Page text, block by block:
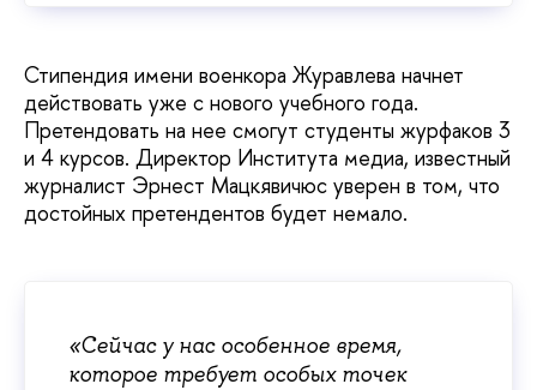
Стипендия имени военкора Журавлева начнет
действовать уже с нового учебного года.
Претендовать на нее смогут студенты журфаков 3
и 4 курсов. Директор Института медиа, известный
журналист Эрнест Мацкявичюс уверен в том, что
достойных претендентов будет немало.
«Сейчас у нас особенное время,
которое требует особых точек